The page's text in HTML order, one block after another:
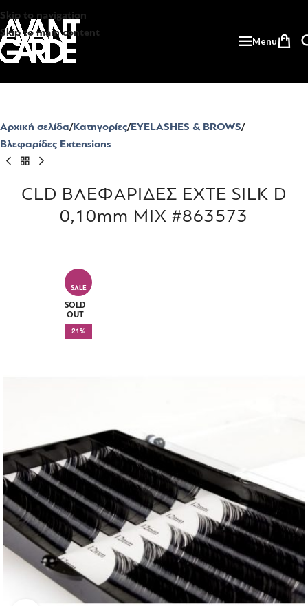
Skip to navigation
Skip to main content
Menu
Αρχική σελίδα Κατηγορίες EYELASHES & BROWS
Βλεφαρίδες Extensions
CLD ΒΛΕΦΑΡΙΔΕΣ EXTE SILK D
0,10mm MIX #863573
SALE
SOLD
OUT
21%